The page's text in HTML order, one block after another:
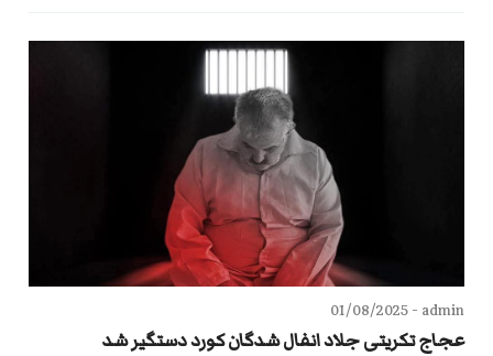
admin -
01/08/2025
عجاج تکریتی جلاد انفال شدگان کورد دستگیر شد